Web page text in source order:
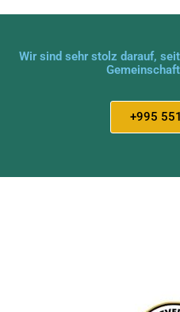
Wir sind sehr stolz darauf,
+995